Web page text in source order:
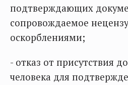
подтверждающих
сопровождаемое
оскорблениями;
- отказ от присутствия
человека для